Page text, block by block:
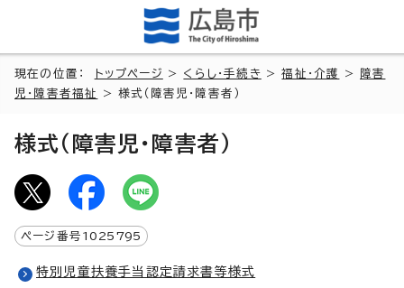
現在の位置： トップページ > くらし・手続き >福祉・介護 >
障害
児・障害者福祉
> 様式（障害児・障害者）
様式（障害児・障害者）
ページ番号 1025795
特別児童扶養手当認定請求書等様式